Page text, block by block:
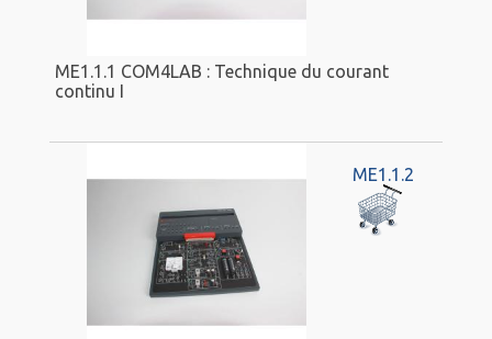
ME1.1.1 COM4LAB : Technique du courant
continu I
ME1.1.2